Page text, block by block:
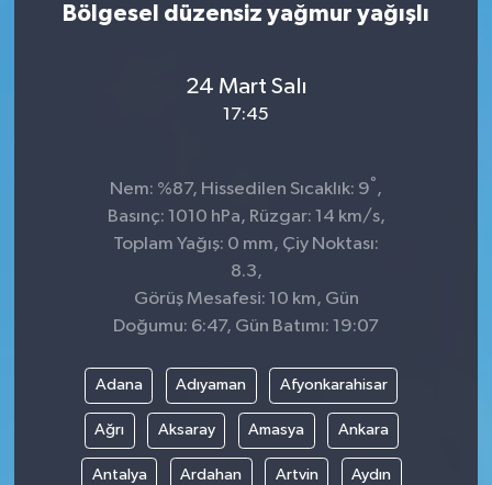
Bölgesel düzensiz yağmur yağışlı
24 Mart Salı
17:45
Nem: %87, Hissedilen Sıcaklık: 9° ,
Basınç: 1010 hPa, Rüzgar: 14 km/s,
Toplam Yağış: 0 mm, Çiy Noktası:
8.3,
Görüş Mesafesi: 10 km, Gün
Doğumu: 6:47, Gün Batımı: 19:07
Adana Adıyaman Afyonkarahisar
Ağrı Aksaray Amasya Ankara
Antalya Ardahan Artvin Aydın